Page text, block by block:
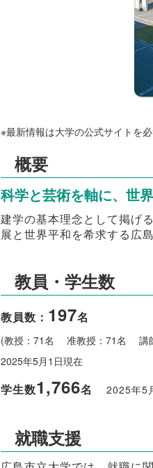
※最新情報は大学の公式サイトを必
概要
科学と芸術を軸に、世
建学の基本理念として掲げ
展と世界平和を希求する広
教員・学生数
教員数： 197名
(教授：71名 准教授：71名 講
2025年5月1日現在
学生数1,766名 2025年5
就職支援